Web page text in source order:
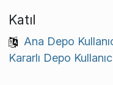
Katıl
Ana Depo
Kararlı Depo